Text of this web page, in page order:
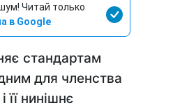
Читай только
в Google
стандартам
для членства
її нинішнє